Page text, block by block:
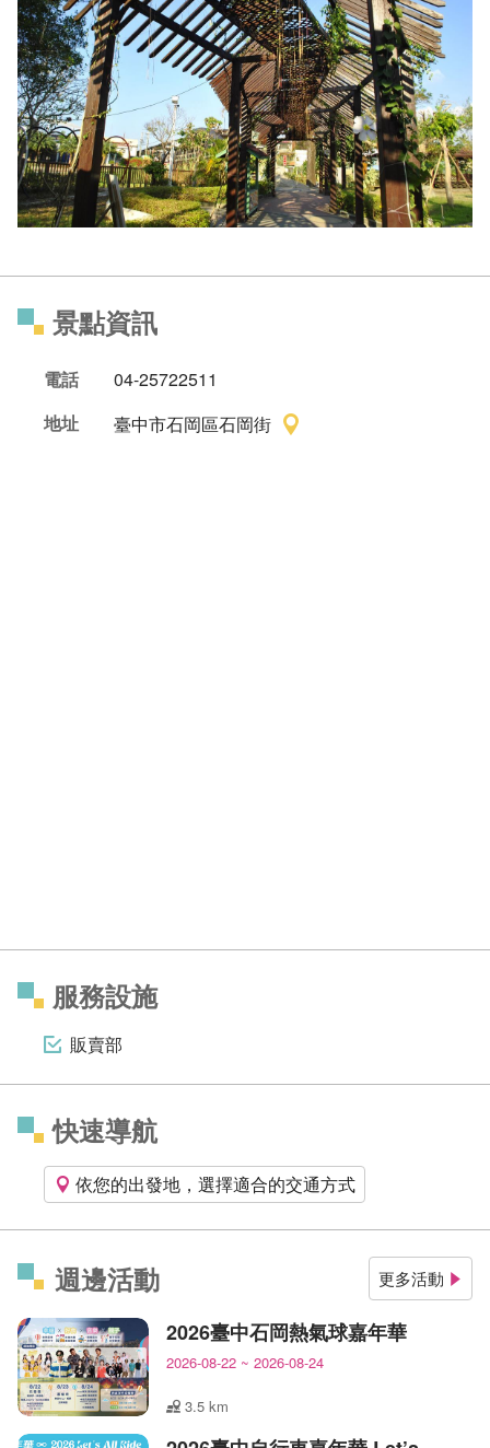
景點資訊
電話
04-25722511
地址
臺中市石岡區石岡街
服務設施
販賣部
快速導航
依您的出發地，選擇適合的交通方式
週邊活動 更多活動
2026臺中石岡熱氣球嘉年華
2026-08-22 ~ 2026-08-24
3.5 km